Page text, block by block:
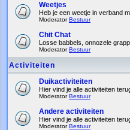
Weetjes
Heb je een weetje in verband
ModeratorBestuur
Chit Chat
Losse babbels, onnozele
ModeratorBestuur
Activiteiten
Duikactiviteiten
Hier vind je alle activiteiten
ModeratorBestuur
Andere activiteiten
Hier vind je alle activiteiten
ModeratorBestuur